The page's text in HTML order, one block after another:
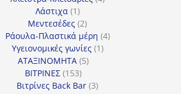
Λάστιχα 11
προϊόν
Μεντεσέδες 22
προϊόντα
Ράουλα-Πλαστικά μέρη 44
Υγειονομικές γωνίες 11
ΑΤΑΞΙΝΟΜΗΤΑ 55
ΒΙΤΡΙΝΕΣ 153153
προϊόντα
Βιτρίνες Back Bar 33